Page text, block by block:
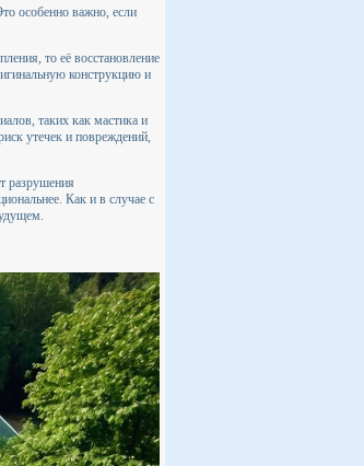
особенно важно, если
то её восстановление
конструкцию и
таких как мастика и
утечек и повреждений,
разрушения
Как и в случае с